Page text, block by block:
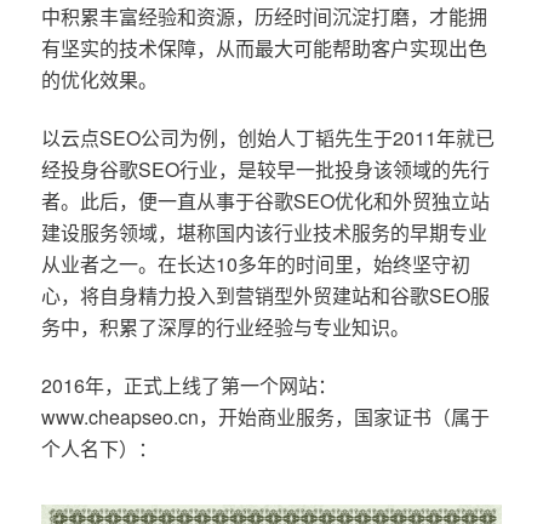
中积累丰富经验和资源，历经时间沉淀打磨，才能拥
有坚实的技术保障，从而最大可能帮助客户实现出色
的优化效果。
以云点SEO公司为例，创始人丁韬先生于2011年就已
经投身谷歌SEO行业，是较早一批投身该领域的先行
者。此后，便一直从事于谷歌SEO优化和外贸独立站
建设服务领域，堪称国内该行业技术服务的早期专业
从业者之一。在长达10多年的时间里，始终坚守初
心，将自身精力投入到营销型外贸建站和谷歌SEO服
务中，积累了深厚的行业经验与专业知识。
2016年，正式上线了第一个网站：
www.cheapseo.cn，开始商业服务，国家证书（属于
个人名下）：